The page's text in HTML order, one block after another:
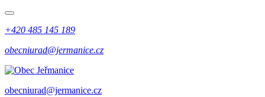
+420 485 145 189
obecniurad@jermanice.cz
obecniurad@jermanice.cz